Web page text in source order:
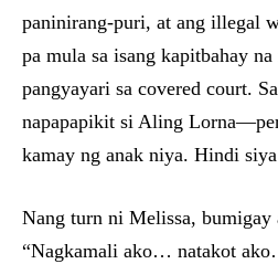
paninirang-puri, at ang illegal
pa mula sa isang kapitbahay
pangyayari sa covered court.
napapapikit si Aling
kamay ng anak niya. Hindi
Nang turn ni Melissa, bumigay
“Nagkamali ako… natakot